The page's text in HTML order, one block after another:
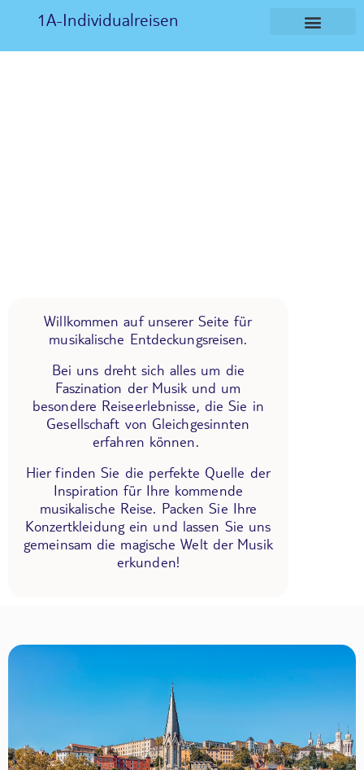
1A-Individualreisen
Willkommen auf unserer Seite für
musikalische Entdeckungsreisen.
Bei uns dreht sich alles um die
Faszination der Musik und um
besondere Reiseerlebnisse, die Sie in
Gesellschaft von Gleichgesinnten
erfahren können.
Hier finden Sie die perfekte Quelle der
Inspiration für Ihre kommende
musikalische Reise. Packen Sie Ihre
Konzertkleidung ein und lassen Sie uns
gemeinsam die magische Welt der Musik
erkunden!